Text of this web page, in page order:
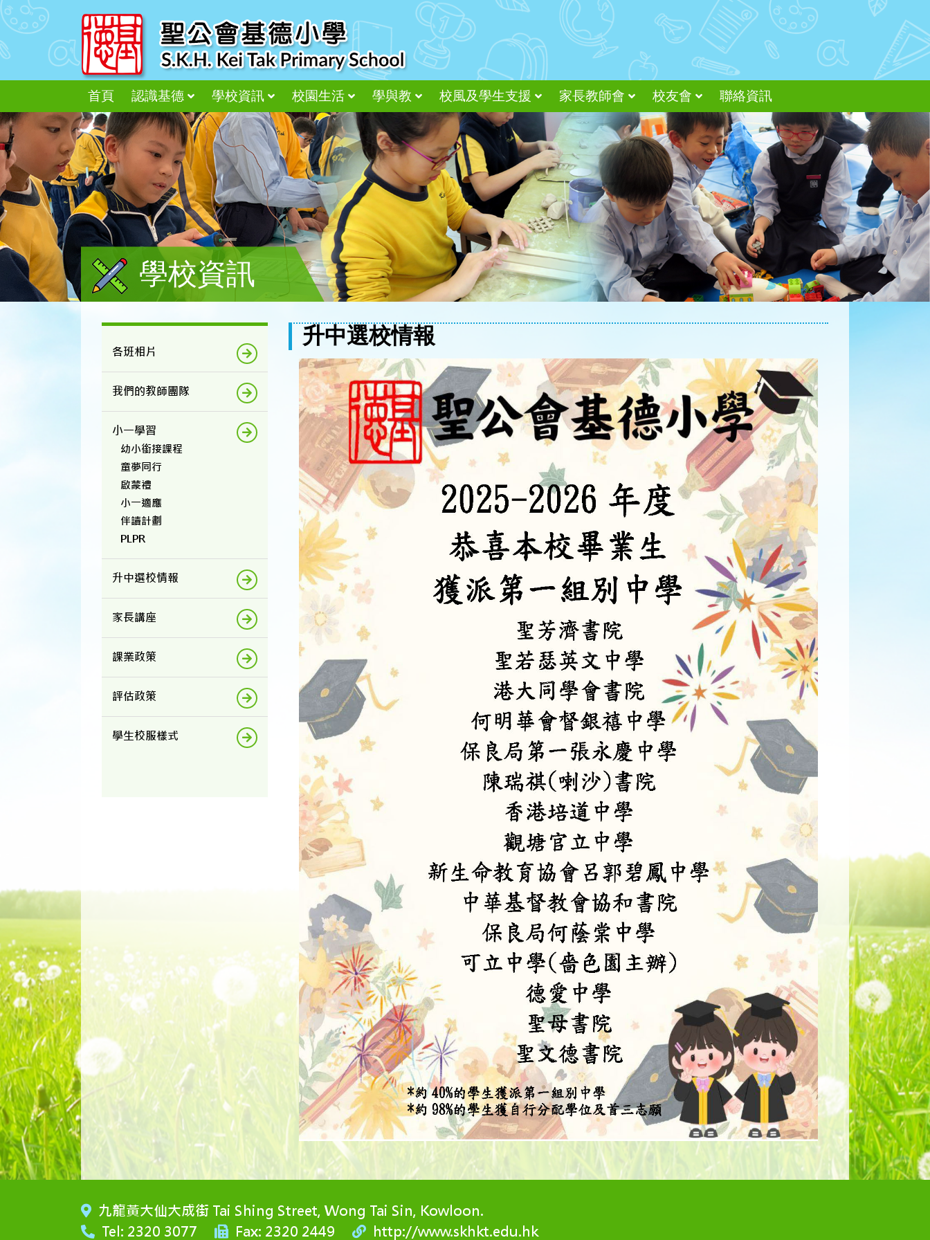
首頁 認識基德 學校資訊 校園生活 學與教 校風及學生支援 家長教師會 校友會 聯絡資訊
學校資訊
各班相片
我們的教師團隊
小一學習
幼小銜接課程
童夢同行
啟蒙禮
小一適應
伴讀計劃
PLPR
升中選校情報
家長講座
課業政策
評估政策
學生校服樣式
升中選校情報
九龍黃大仙大成街 Tai Shing Street, Wong Tai Sin, Kowloon.
Tel: 2320 3077
Fax: 2320 2449 http://www.skhkt.edu.hk